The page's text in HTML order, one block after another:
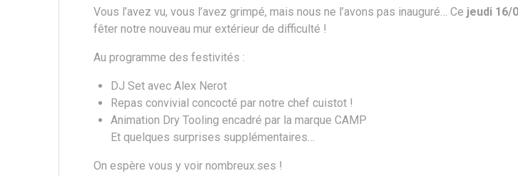
Vous l’avez vu, vous l’avez grimpé, mais nous ne l’avons pas inauguré… Ce jeudi 16/
fêter notre nouveau mur extérieur de difficulté !
Au programme des festivités :
DJ Set avec Alex Nerot
Repas convivial concocté par notre chef cuistot !
Animation Dry Tooling encadré par la marque CAMP
Et quelques surprises supplémentaires…
On espère vous y voir nombreux.ses !